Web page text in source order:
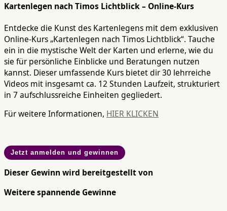
Kartenlegen nach Timos Lichtblick – Online-Kurs
Entdecke die Kunst des Kartenlegens mit dem exklusiven
Online-Kurs „Kartenlegen nach Timos Lichtblick“. Tauche
ein in die mystische Welt der Karten und erlerne, wie du
sie für persönliche Einblicke und Beratungen nutzen
kannst. Dieser umfassende Kurs bietet dir 30 lehrreiche
Videos mit insgesamt ca. 12 Stunden Laufzeit, strukturiert
in 7 aufschlussreiche Einheiten gegliedert.
Für weitere Informationen, HIER KLICKEN
Jetzt anmelden und gewinnen
Dieser Gewinn wird bereitgestellt von
Weitere spannende Gewinne